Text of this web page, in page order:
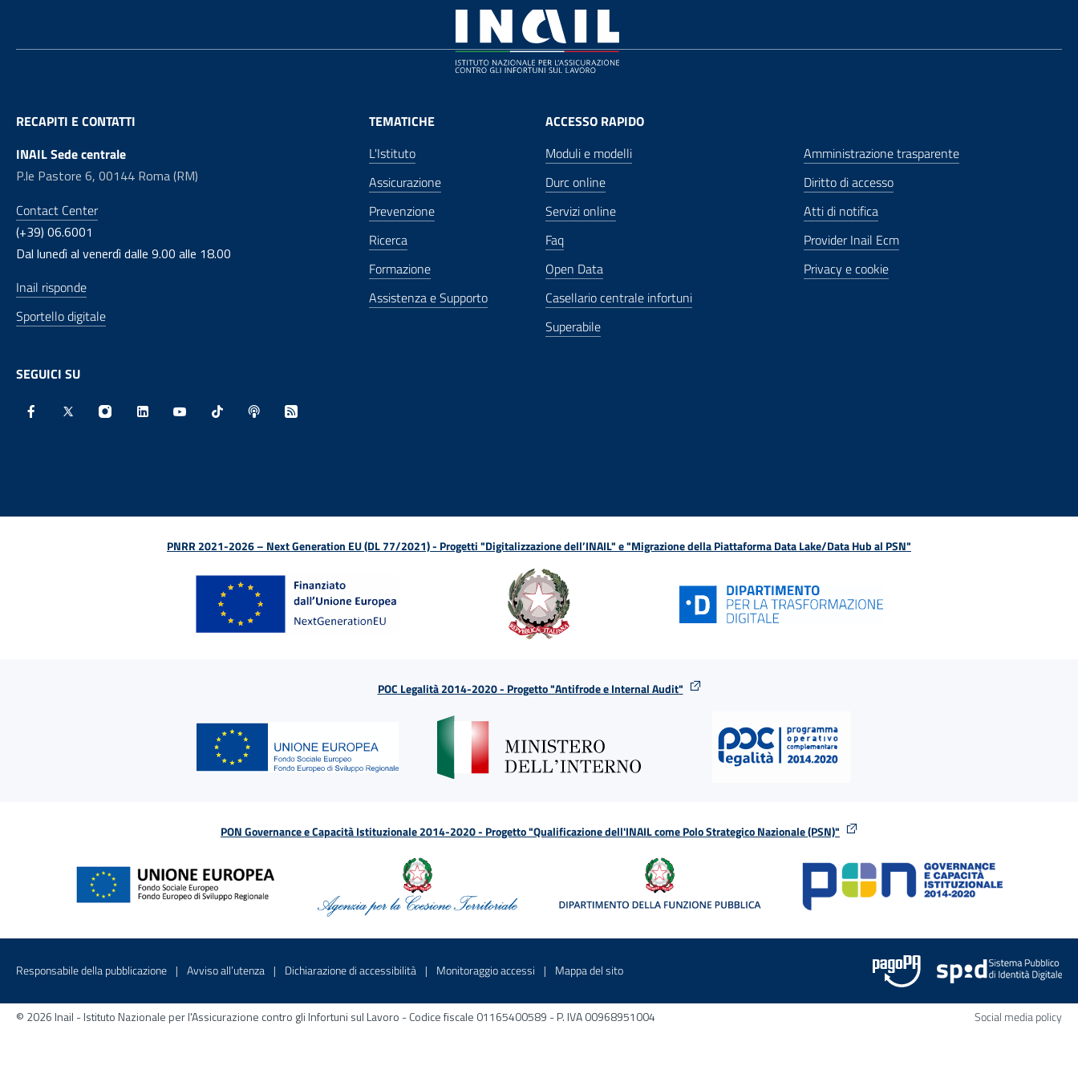
RECAPITI E CONTATTI
INAIL Sede centrale
P.le Pastore 6, 00144 Roma (RM)
Contact Center
(+39) 06.6001
Dal lunedì al venerdì dalle 9.00 alle 18.00
Inail risponde
Sportello digitale
SEGUICI SU
TEMATICHE
L'Istituto
Assicurazione
Prevenzione
Ricerca
Formazione
Assistenza e Supporto
ACCESSO RAPIDO
Moduli e modelli
Durc online
Servizi online
Faq
Open Data
Casellario centrale infortuni
Superabile
Amministrazione trasparente
Diritto di accesso
Atti di notifica
Provider Inail Ecm
Privacy e cookie
PNRR 2021-2026 – Next Generation EU (DL 77/2021) - Progetti "Digitalizzazione dell’INAIL" e "Migrazione della Piattaforma Data Lake/Data Hub al PSN"
POC Legalità 2014-2020 - Progetto "Antifrode e Internal Audit"
PON Governance e Capacità Istituzionale 2014-2020 - Progetto "Qualificazione dell'INAIL come Polo Strategico Nazionale (PSN)"
Menu di servizio
Responsabile della pubblicazione Sito interno - Apre in una nuova finestra
Avviso all’utenza Sito interno - Apre in una nuova finestra
Dichiarazione di accessibilità Sito interno - Apre in una nuova finestra
Monitoraggio accessi Sito interno - Apre in una nuova finestra
Mappa del sitoSito interno - Apre nella stessa finestra
© 2026 Inail - Istituto Nazionale per l'Assicurazione contro gli Infortuni sul Lavoro - Codice fiscale 01165400589 - P. IVA 00968951004 Social media policy